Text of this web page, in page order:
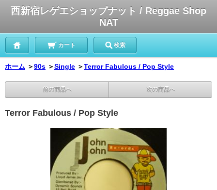
西新宿レゲエショップナット / Reggae Shop
NAT
カート 検索
ホーム ＞90s ＞Single ＞Terror Fabulous / Pop Style
前の商品へ 次の商品へ
Terror Fabulous / Pop Style